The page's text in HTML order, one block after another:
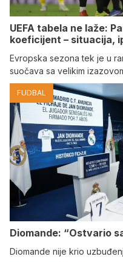
UEFA tabela ne laže:
koeficijent – situacija,
Evropska sezona tek je u
suočava sa velikim
FUDBAL
Diomande: “Ostvario
Diomande nije krio